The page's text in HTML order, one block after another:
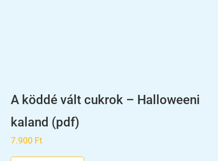
A köddé vált cukrok – Halloweeni
kaland (pdf)
7.900 Ft